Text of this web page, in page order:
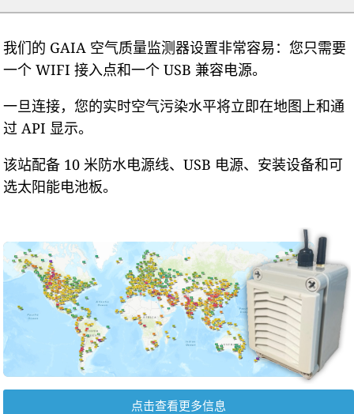
我们的 GAIA 空气质量监测器设置非常容易：您只需要
一个 WIFI 接入点和一个 USB 兼容电源。
一旦连接，您的实时空气污染水平将立即在地图上和通
过 API 显示。
该站配备 10 米防水电源线、USB 电源、安装设备和可
选太阳能电池板。
点击查看更多信息